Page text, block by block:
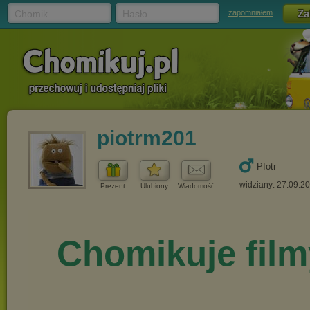
zapomniałem
piotrm201
Prezent Ulubiony Wiadomość
PIotr
widziany: